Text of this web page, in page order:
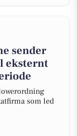
sender
eksternt
som led